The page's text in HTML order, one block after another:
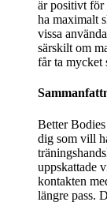
är positivt för
ha maximalt
vissa
särskilt om
får ta mycket
Better
dig som vill
uppskattade
kontakten
längre pass.